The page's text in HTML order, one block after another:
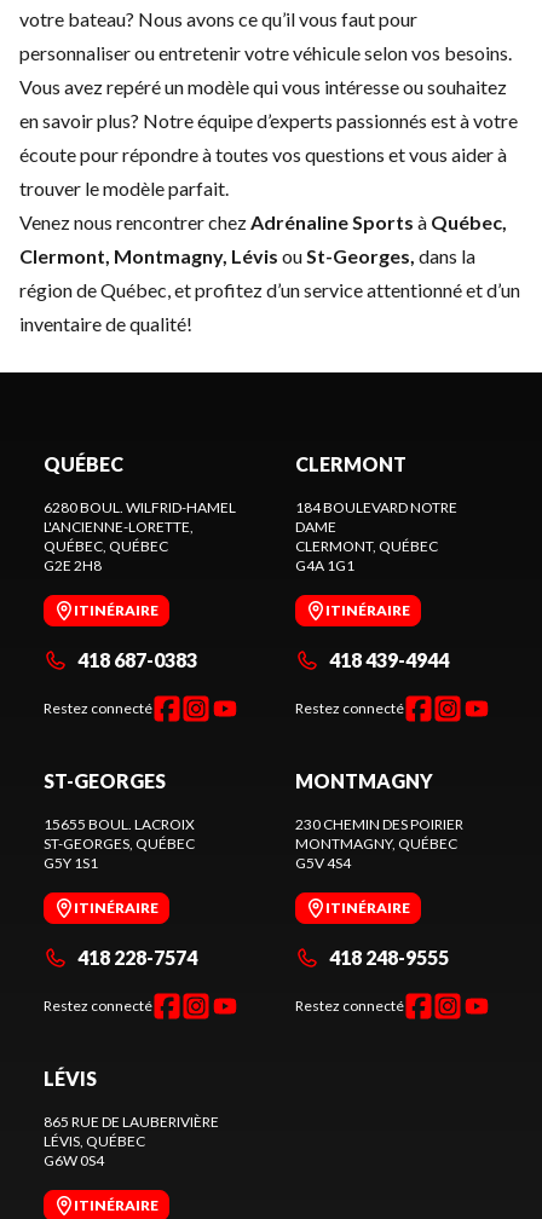
votre bateau? Nous avons ce qu’il vous faut pour
personnaliser ou entretenir votre véhicule selon vos besoins.
Vous avez repéré un modèle qui vous intéresse ou souhaitez
en savoir plus? Notre équipe d’experts passionnés est à votre
écoute pour répondre à toutes vos questions et vous aider à
trouver le modèle parfait.
Venez nous rencontrer chezAdrénaline Sports à Québec,
Clermont, Montmagny, Lévis ouSt-Georges, dans la
région de Québec, et profitez d’un service attentionné et d’un
inventaire de qualité!
QUÉBEC
6280 BOUL. WILFRID-HAMEL
L'ANCIENNE-LORETTE,
QUÉBEC, QUÉBEC
G2E 2H8
ITINÉRAIRE
418 687-0383
Restez connecté
CLERMONT
184 BOULEVARD NOTRE
DAME
CLERMONT, QUÉBEC
G4A 1G1
ITINÉRAIRE
418 439-4944
Restez connecté
ST-GEORGES
15655 BOUL. LACROIX
ST-GEORGES, QUÉBEC
G5Y 1S1
ITINÉRAIRE
418 228-7574
Restez connecté
MONTMAGNY
230 CHEMIN DES POIRIER
MONTMAGNY, QUÉBEC
G5V 4S4
ITINÉRAIRE
418 248-9555
Restez connecté
LÉVIS
865 RUE DE LAUBERIVIÈRE
LÉVIS, QUÉBEC
G6W 0S4
ITINÉRAIRE